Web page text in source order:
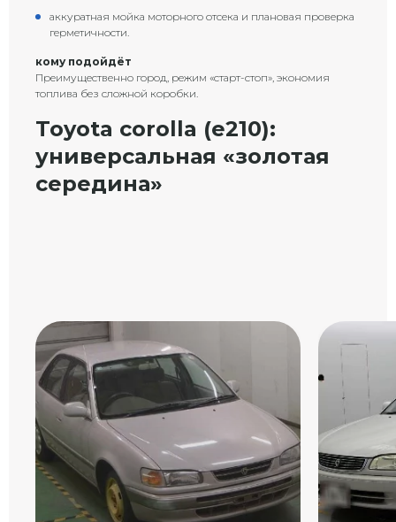
аккуратная мойка моторного отсека и плановая проверка
герметичности.
кому подойдёт
Преимущественно город, режим «старт-стоп», экономия
топлива без сложной коробки.
Toyota corolla (e210):
универсальная «золотая
середина»